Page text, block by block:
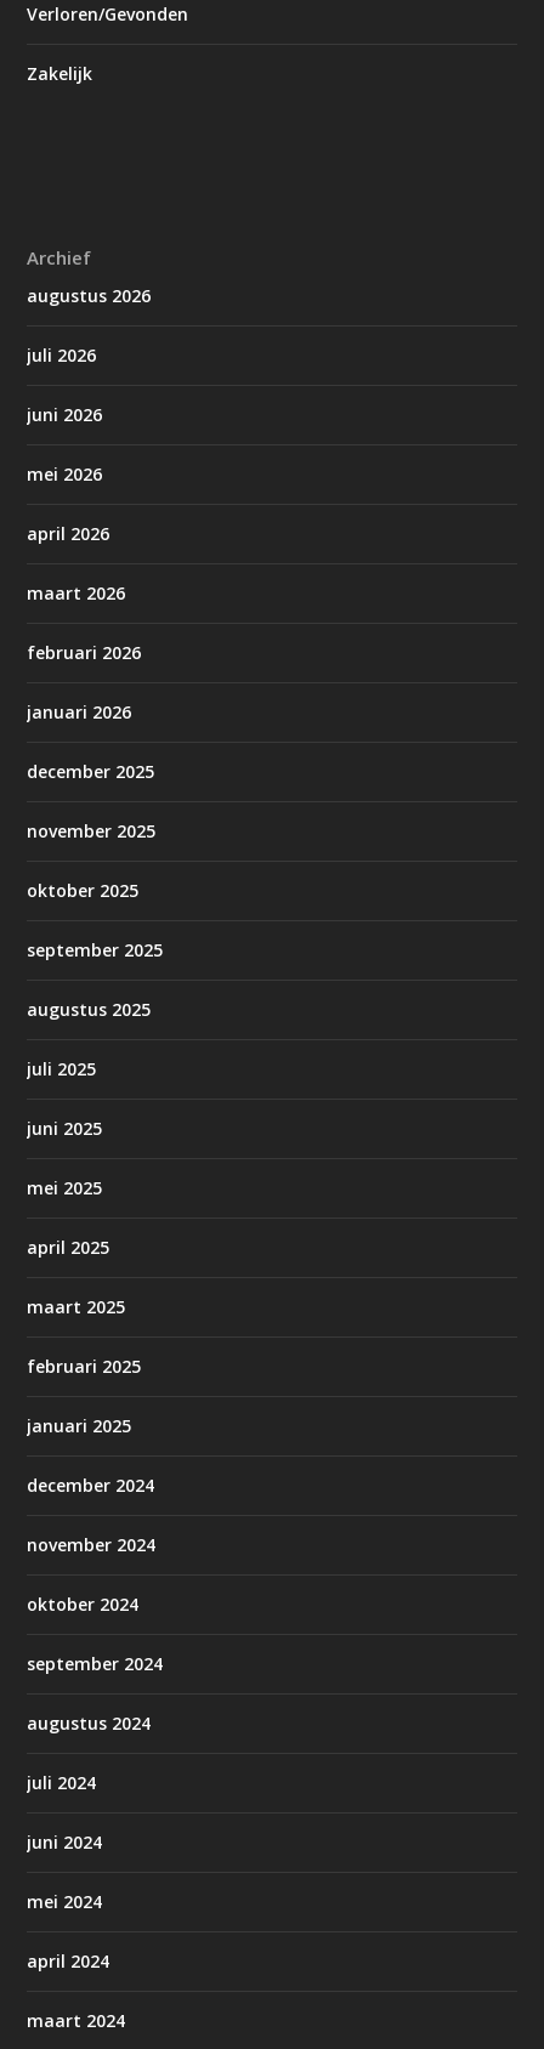
Verloren/Gevonden
Zakelijk
Archief
augustus 2026
juli 2026
juni 2026
mei 2026
april 2026
maart 2026
februari 2026
januari 2026
december 2025
november 2025
oktober 2025
september 2025
augustus 2025
juli 2025
juni 2025
mei 2025
april 2025
maart 2025
februari 2025
januari 2025
december 2024
november 2024
oktober 2024
september 2024
augustus 2024
juli 2024
juni 2024
mei 2024
april 2024
maart 2024